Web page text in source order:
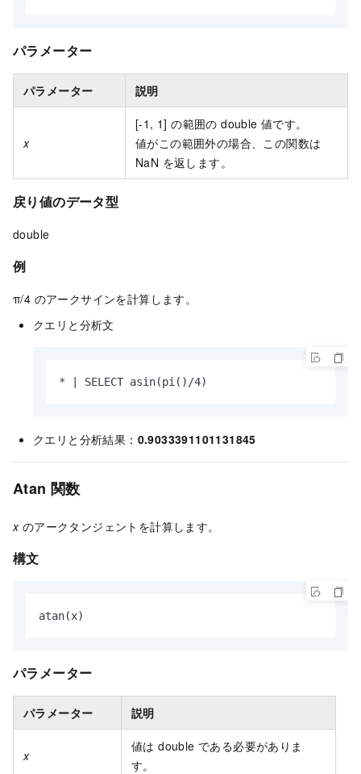
パラメーター
パラメーター 説明
x
[-1, 1] の範囲の double 値です。
値がこの範囲外の場合、この関数は
NaN を返します。
戻り値のデータ型
double
例
π/4 のアークサインを計算します。
クエリと分析文
* | SELECT asin(pi()/4)
クエリと分析結果： 0.9033391101131845
Atan 関数
xのアークタンジェントを計算します。
構文
atan(x)
パラメーター
パラメーター 説明
x
値は double である必要がありま
す。